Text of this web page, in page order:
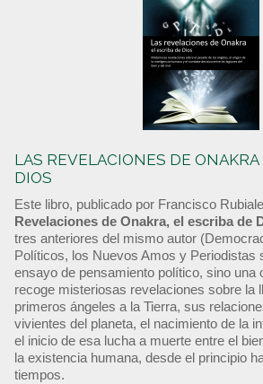
LAS REVELACIONES DE ONAKRA
DIOS
Este libro, publicado por Francisco
Revelaciones de Onakra, el escriba de
tres anteriores del mismo autor
Políticos, los Nuevos Amos y Periodistas
ensayo de pensamiento político, sino una
recoge misteriosas revelaciones sobre la
primeros ángeles a la Tierra, sus
vivientes del planeta, el nacimiento de la
el inicio de esa lucha a muerte entre el
la existencia humana, desde el principio
tiempos.